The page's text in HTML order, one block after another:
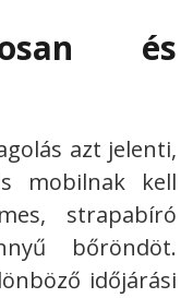
és
azt jelenti,
mobilnak kell
strapabíró
bőröndöt.
időjárási